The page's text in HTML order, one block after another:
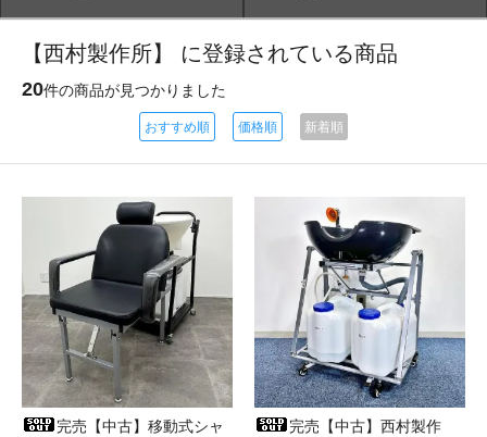
【西村製作所】 に登録されている商品
20件の商品が見つかりました
おすすめ順 価格順 新着順
完売【中古】移動式シャ
完売【中古】西村製作